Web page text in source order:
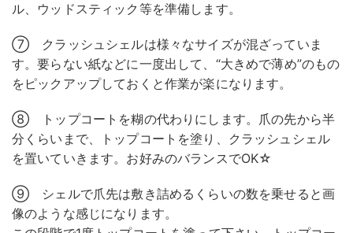
ル、ウッドスティック等を準備します。
⑦ クラッシュシェルは様々なサイズが混ざっていま
す。要らない紙などに一度出して、“大きめで薄め”のもの
をピックアップしておくと作業が楽になります。
⑧ トップコートを糊の代わりにします。爪の先から半
分くらいまで、トップコートを塗り、クラッシュシェル
を置いていきます。お好みのバランスでOK☆
⑨ シェルで爪先は敷き詰めるくらいの数を乗せると画
像のような感じになります。